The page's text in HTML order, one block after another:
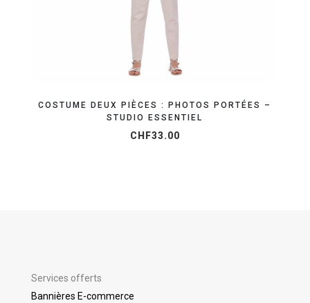
COSTUME DEUX PIÈCES : PHOTOS PORTÉES –
STUDIO ESSENTIEL
CHF33.00
Services offerts
Bannières E-commerce